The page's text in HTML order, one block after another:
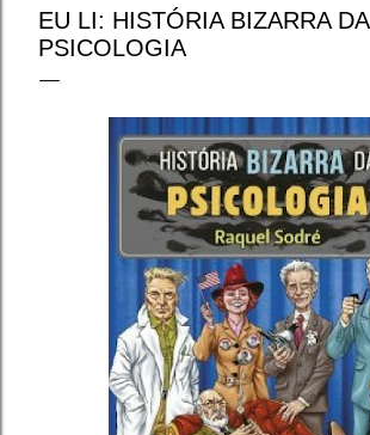
EU LI: HISTÓRIA BIZARRA DA
PSICOLOGIA